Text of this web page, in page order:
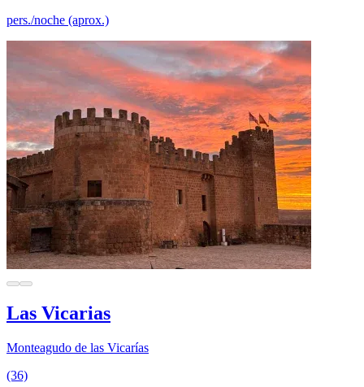
pers./noche (aprox.)
Las Vicarias
Monteagudo de las Vicarías
(36)